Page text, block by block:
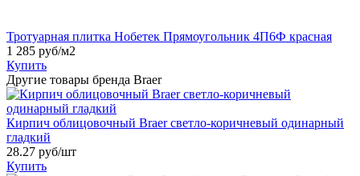
Тротуарная плитка Нобетек Прямоугольник 4П6Ф красная
1 285 руб/м2
Купить
Другие товары бренда Braer
Кирпич облицовочный Braer светло-коричневый одинарный
гладкий
28.27 руб/шт
Купить